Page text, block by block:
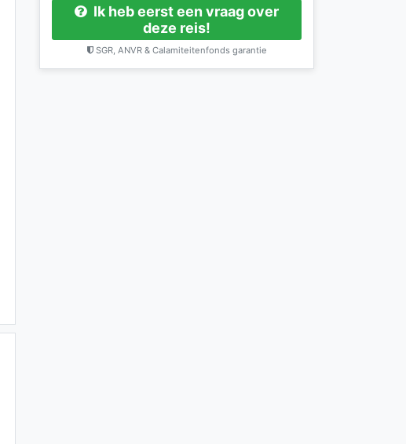
Ik heb eerst een vraag over
deze reis!
SGR, ANVR & Calamiteitenfonds garantie